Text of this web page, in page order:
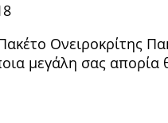
Ονειροκρίτης
μεγάλη σας απορία